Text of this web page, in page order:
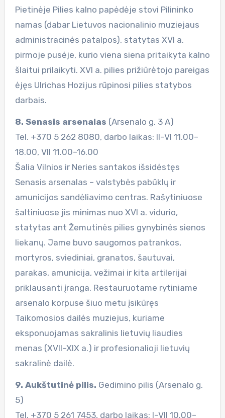
Pietinėje Pilies kalno papėdėje stovi Pilininko
namas (dabar Lietuvos nacionalinio muziejaus
administracinės patalpos), statytas XVI a.
pirmoje pusėje, kurio viena siena pritaikyta kalno
šlaitui prilaikyti. XVI a. pilies prižiūrėtojo pareigas
ėjęs Ulrichas Hozijus rūpinosi pilies statybos
darbais.
8. Senasis arsenalas (Arsenalo g. 3 A)
Tel. +370 5 262 8080, darbo laikas: II–VI 11.00–
18.00, VII 11.00–16.00
Šalia Vilnios ir Neries santakos išsidėstęs
Senasis arsenalas – valstybės pabūklų ir
amunicijos sandėliavimo centras. Rašytiniuose
šaltiniuose jis minimas nuo XVI a. vidurio,
statytas ant Žemutinės pilies gynybinės sienos
liekanų. Jame buvo saugomos patrankos,
mortyros, sviediniai, granatos, šautuvai,
parakas, amunicija, vežimai ir kita artilerijai
priklausanti įranga. Restauruotame rytiniame
arsenalo korpuse šiuo metu įsikūręs
Taikomosios dailės muziejus, kuriame
eksponuojamas sakralinis lietuvių liaudies
menas (XVII–XIX a.) ir profesionalioji lietuvių
sakralinė dailė.
9. Aukštutinė pilis. Gedimino pilis (Arsenalo g.
5)
Tel. +370 5 261 7453, darbo laikas: I–VII 10.00–